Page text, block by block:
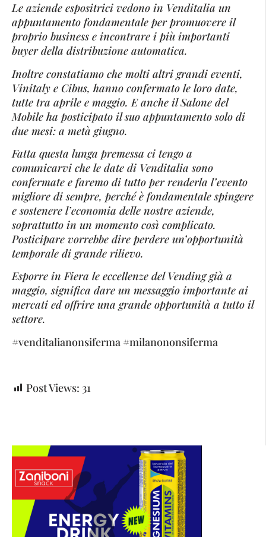
Le aziende espositrici vedono in Venditalia un
appuntamento fondamentale per promuovere il
proprio business e incontrare i più importanti
buyer della distribuzione automatica.
Inoltre constatiamo che molti altri grandi eventi,
Vinitaly e Cibus, hanno confermato le loro date,
tutte tra aprile e maggio. E anche il Salone del
Mobile ha posticipato il suo appuntamento solo di
due mesi: a metà giugno.
Fatta questa lunga premessa ci tengo a
comunicarvi che le date di Venditalia sono
confermate e faremo di tutto per renderla l’evento
migliore di sempre, perché è fondamentale spingere
e sostenere l’economia delle nostre aziende,
soprattutto in un momento così complicato.
Posticipare vorrebbe dire perdere un’opportunità
temporale di grande rilievo.
Esporre in Fiera le eccellenze del Vending già a
maggio, significa dare un messaggio importante ai
mercati ed offrire una grande opportunità a tutto il
settore.
#venditalianonsiferma #milanononsiferma
Post Views: 31